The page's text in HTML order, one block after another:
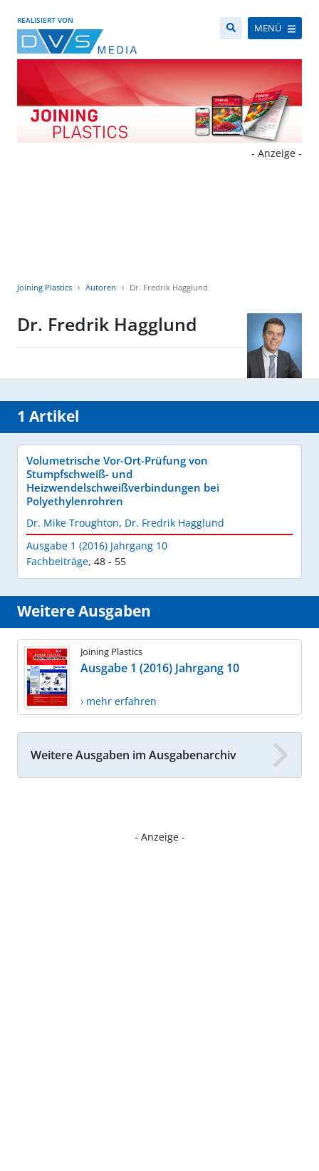
REALISIERT VON
MENÜ
- Anzeige -
Joining Plastics Autoren Dr. Fredrik Hagglund
Dr. Fredrik Hagglund
1 Artikel
Volumetrische Vor-Ort-Prüfung von
Stumpfschweiß- und
Heizwendelschweißverbindungen bei
Polyethylenrohren
Dr. Mike Troughton, Dr. Fredrik Hagglund
Ausgabe 1 (2016) Jahrgang 10
Fachbeiträge, 48 - 55
Weitere Ausgaben
Joining Plastics
Ausgabe 1 (2016) Jahrgang 10
› mehr erfahren
Weitere Ausgaben im Ausgabenarchiv
- Anzeige -